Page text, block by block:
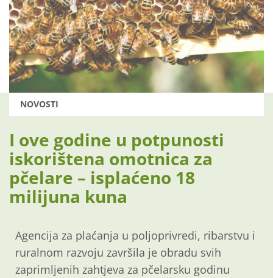
NOVOSTI
I ove godine u potpunosti
iskorištena omotnica za
pčelare – isplaćeno 18
milijuna kuna
Agencija za plaćanja u poljoprivredi, ribarstvu i
ruralnom razvoju završila je obradu svih
zaprimljenih zahtjeva za pčelarsku godinu